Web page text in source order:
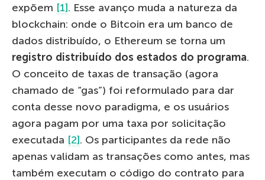
expõem [1]. Esse avanço muda a natureza da
blockchain: onde o Bitcoin era um banco de
dados distribuído, o Ethereum se torna um
registro distribuído dos estados do programa.
O conceito de taxas de transação (agora
chamado de “gas”) foi reformulado para dar
conta desse novo paradigma, e os usuários
agora pagam por uma taxa por solicitação
executada [2]. Os participantes da rede não
apenas validam as transações como antes, mas
também executam o código do contrato para